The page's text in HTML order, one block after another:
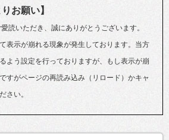
お願い】
読いただき、誠にありがとうございます。
表示が崩れる現象が発生しております。当方
よう設定を行っておりますが、もし表示が崩
すがページの再読み込み（リロード）かキャ
さい。